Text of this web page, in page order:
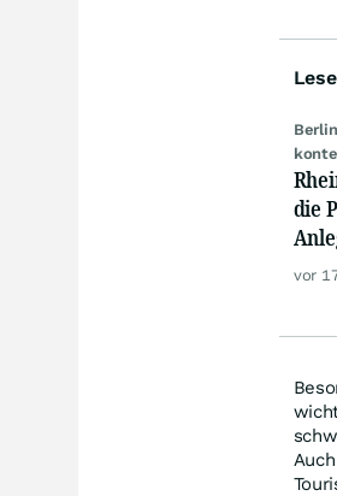
die
den
vor